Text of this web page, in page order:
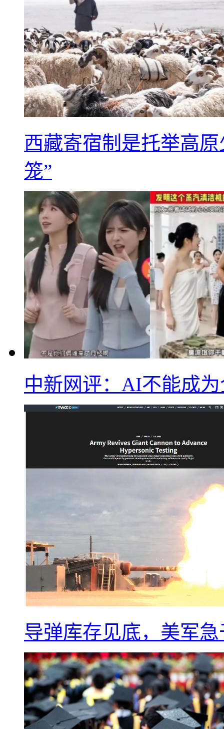
西藏寄宿制是托举高
笼”
中新网评：AI不能成
导弹库存见底，美军